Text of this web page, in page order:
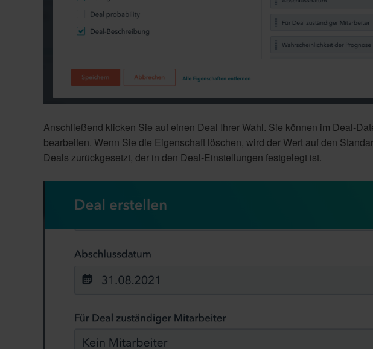
Anschließend klicken Sie auf einen Deal Ihrer Wahl. Sie können im Deal-
bearbeiten. Wenn Sie die Eigenschaft löschen, wird der Wert auf den
Deals zurückgesetzt, der in den Deal-Einstellungen festgelegt ist.